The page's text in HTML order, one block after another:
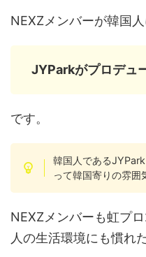
NEXZメンバーが韓国
JYParkがプロデュ
です。
韓国人である
って韓国寄りの雰囲
NEXZメンバーも虹プ
人の生活環境にも慣れ